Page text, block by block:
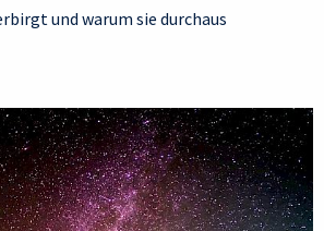
und warum sie durchaus